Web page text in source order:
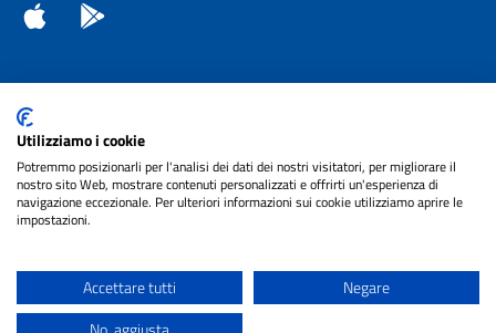
App Store
Attuazione Misure PNRR
Piano di miglioramento del sito
Note legali
cura diNET SMART
Utilizziamo i cookie
Potremmo posizionarli per l'analisi dei dati dei nostri visitatori, per migliorare il
nostro sito Web, mostrare contenuti personalizzati e offrirti un'esperienza di
navigazione eccezionale. Per ulteriori informazioni sui cookie utilizziamo aprire le
impostazioni.
Accettare tutti
Negare